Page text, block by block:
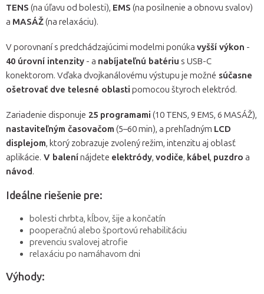
TENS (na úľavu od bolesti), EMS (na posilnenie a obnovu svalov)
a MASÁŽ(na relaxáciu).
V porovnaní s predchádzajúcimi modelmi ponúka vyšší výkon -
40 úrovní intenzity - a nabíjateľnú batériu s USB-C
konektorom. Vďaka dvojkanálovému výstupu je možné súčasne
ošetrovať dve telesné oblasti pomocou štyroch elektród.
Zariadenie disponuje 25 programami (10 TENS, 9 EMS, 6 MASÁŽ),
nastaviteľným časovačom (5–60 min), a prehľadným LCD
displejom, ktorý zobrazuje zvolený režim, intenzitu aj oblasť
aplikácie. V balenínájdete elektródy, vodiče, kábel, puzdro a
návod.
Ideálne riešenie pre:
bolesti chrbta, kĺbov, šije a končatín
pooperačnú alebo športovú rehabilitáciu
prevenciu svalovej atrofie
relaxáciu po namáhavom dni
Výhody: